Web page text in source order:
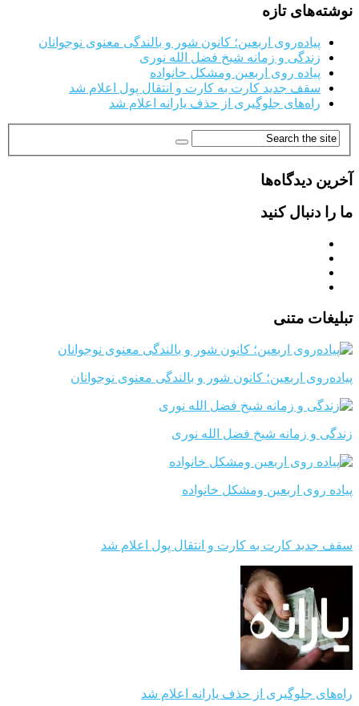
نوشته‌های تازه
پیاده‌روی اربعین؛ کانون شور و بالندگی معنوی نوجوانان
زندگی و زمانه شیخ فضل الله نوری
پیاده روی اربعین ومشکل خانواده
سقف جدید کارت به کارت و انتقال پول اعلام شد
راه‌های جلوگیری از حذف یارانه اعلام شد
آخرین دیدگاه‌ها
ما را دنبال کنید
تبلیغات متنی
پیاده‌روی اربعین؛ کانون شور و بالندگی معنوی نوجوانان
زندگی و زمانه شیخ فضل الله نوری
پیاده روی اربعین ومشکل خانواده
سقف جدید کارت به کارت و انتقال پول اعلام شد
راه‌های جلوگیری از حذف یارانه اعلام شد